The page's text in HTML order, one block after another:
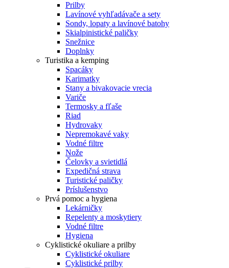
Prilby
Lavínové vyhľadávače a sety
Sondy, lopaty a lavínové batohy
Skialpinistické paličky
Snežnice
Doplnky
Turistika a kemping
Spacáky
Karimatky
Stany a bivakovacie vrecia
Variče
Termosky a fľaše
Riad
Hydrovaky
Nepremokavé vaky
Vodné filtre
Nože
Čelovky a svietidlá
Expedičná strava
Turistické paličky
Príslušenstvo
Prvá pomoc a hygiena
Lekárničky
Repelenty a moskytiery
Vodné filtre
Hygiena
Cyklistické okuliare a prilby
Cyklistické okuliare
Cyklistické prilby